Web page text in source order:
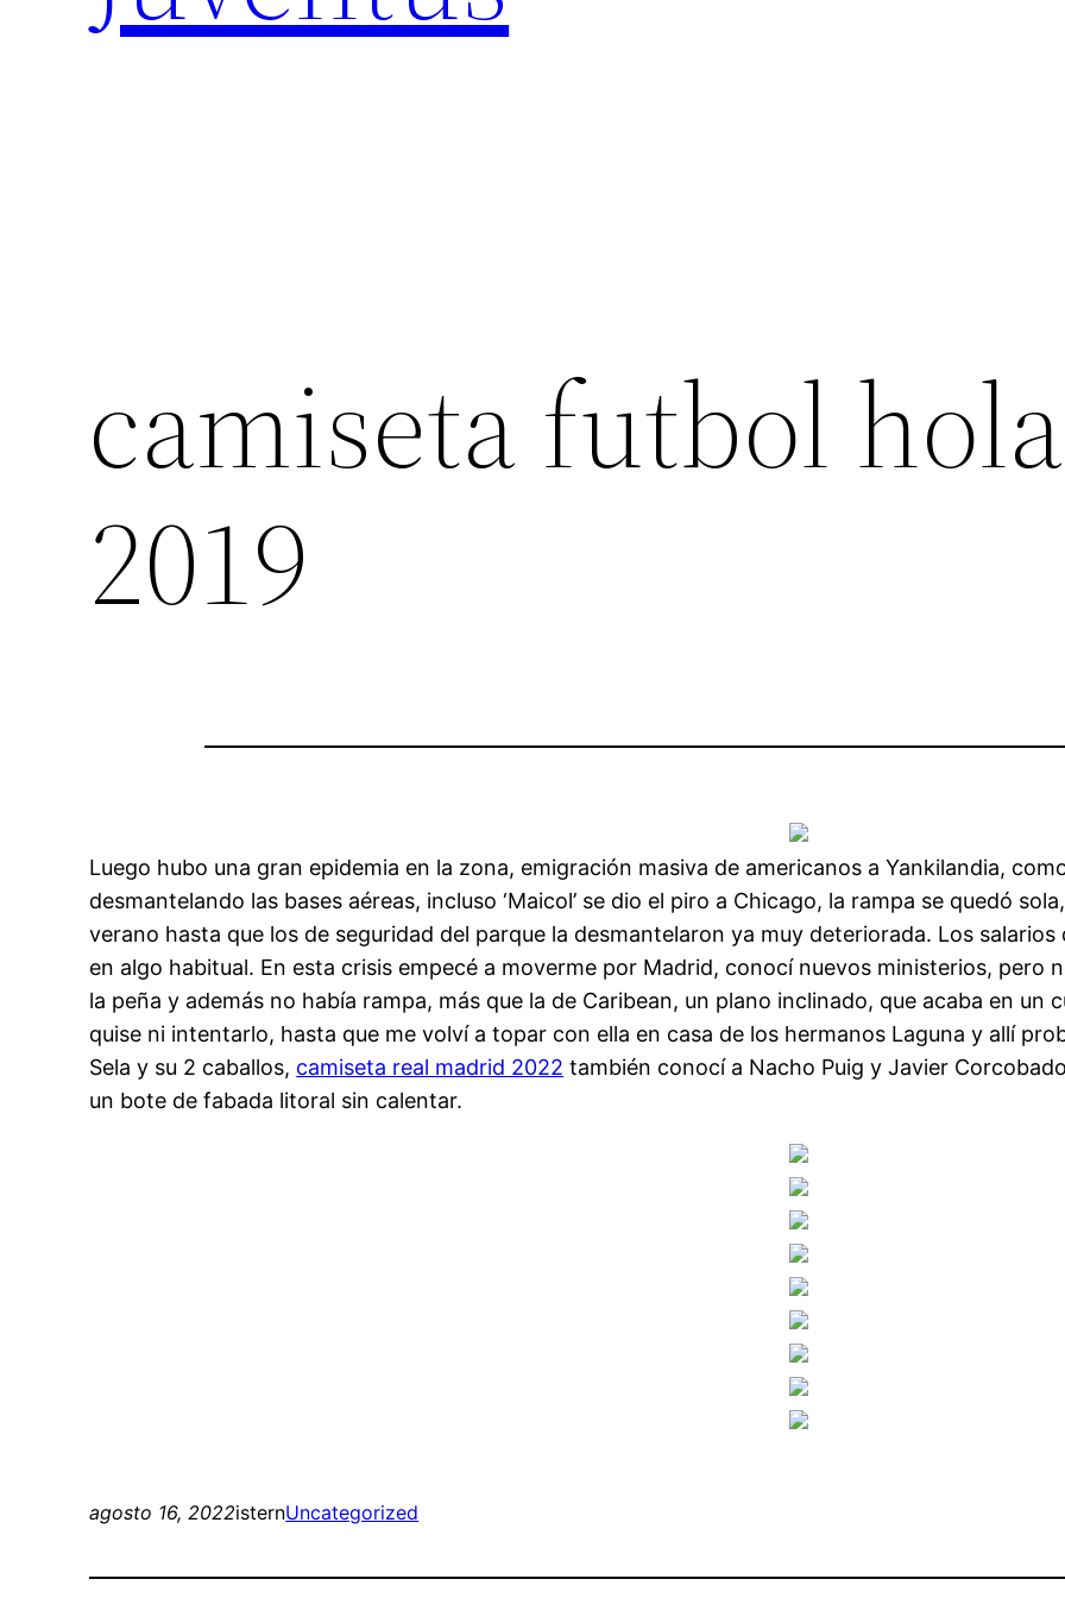
camiseta futbol
2019
Luego hubo una gran epidemia en la zona, emigración masiva de americanos a Yankilandia,
desmantelando las bases aéreas, incluso ‘Maicol’ se dio el piro a Chicago, la rampa se quedó
verano hasta que los de seguridad del parque la desmantelaron ya muy deteriorada. Los
en algo habitual. En esta crisis empecé a moverme por Madrid, conocí nuevos ministerios, pero
la peña y además no había rampa, más que la de Caribean, un plano inclinado, que acaba en
quise ni intentarlo, hasta que me volví a topar con ella en casa de los hermanos Laguna y allí
Sela y su 2 caballos, camiseta real madrid 2022 también conocí a Nacho Puig y Javier
un bote de fabada litoral sin calentar.
agosto 16, 2022isternUncategorized